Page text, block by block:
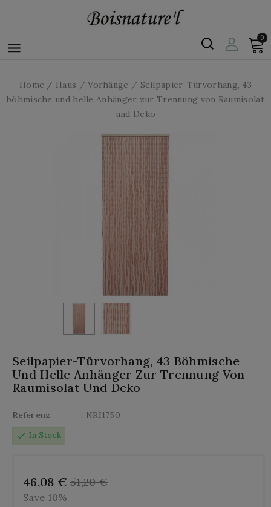

0
Home Haus Vorhänge
Seilpapier-Türvorhang, 43
böhmische und helle Anhänger zur Trennung von Raumisolat
und Deko
Seilpapier-Türvorhang, 43 Böhmische
Und Helle Anhänger Zur Trennung Von
Raumisolat Und Deko
Referenz
: NRI1750
check In Stock
46,08 € 51,20 €
Save 10%